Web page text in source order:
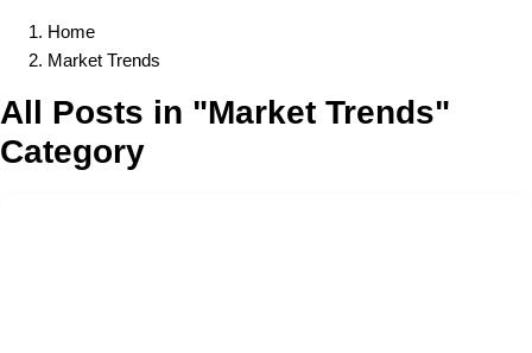
Home
Market Trends
All Posts in "Market Trends"
Category